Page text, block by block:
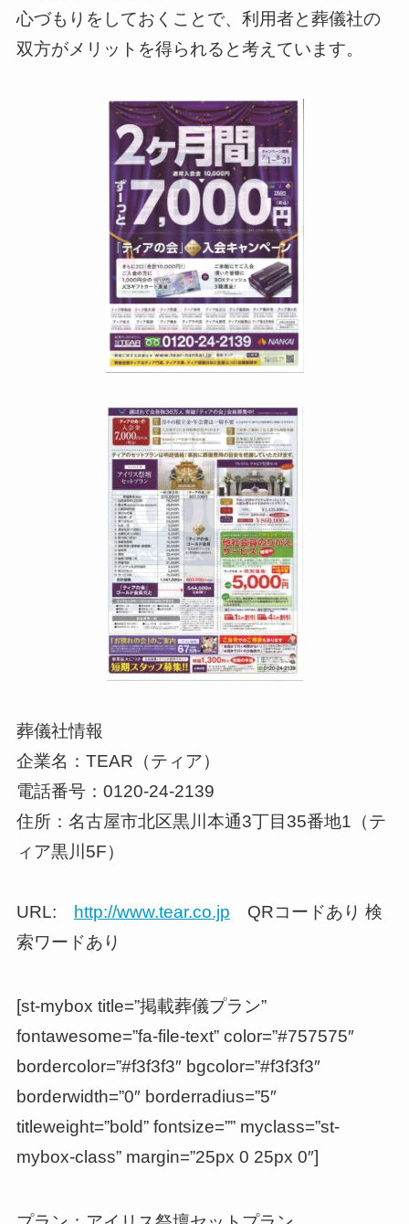
心づもりをしておくことで、利用者と葬儀社の
双方がメリットを得られると考えています。
葬儀社情報
企業名：TEAR（ティア）
電話番号：0120-24-2139
住所：名古屋市北区黒川本通3丁目35番地1（テ
ィア黒川5F）
URL: http://www.tear.co.jp QRコードあり 検
索ワードあり
[st-mybox title=”掲載葬儀プラン”
fontawesome=”fa-file-text” color=”#757575″
bordercolor=”#f3f3f3″ bgcolor=”#f3f3f3″
borderwidth=”0″ borderradius=”5″
titleweight=”bold” fontsize=”” myclass=”st-
mybox-class” margin=”25px 0 25px 0″]